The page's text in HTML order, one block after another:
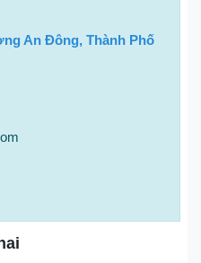
An Đông, Thành Phố